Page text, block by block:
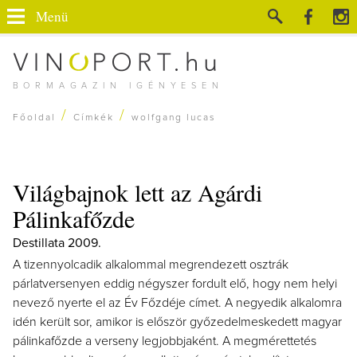
BORMAGAZIN IGÉNYESEN
Menü
Főoldal / Címkék / wolfgang lucas
Világbajnok lett az Agárdi
Pálinkafőzde
Destillata 2009.
A tizennyolcadik alkalommal megrendezett osztrák
párlatversenyen eddig négyszer fordult elő, hogy nem helyi
nevező nyerte el az Év Főzdéje címet. A negyedik alkalomra
idén került sor, amikor is először győzedelmeskedett magyar
pálinkafőzde a verseny legjobbjaként. A megmérettetés